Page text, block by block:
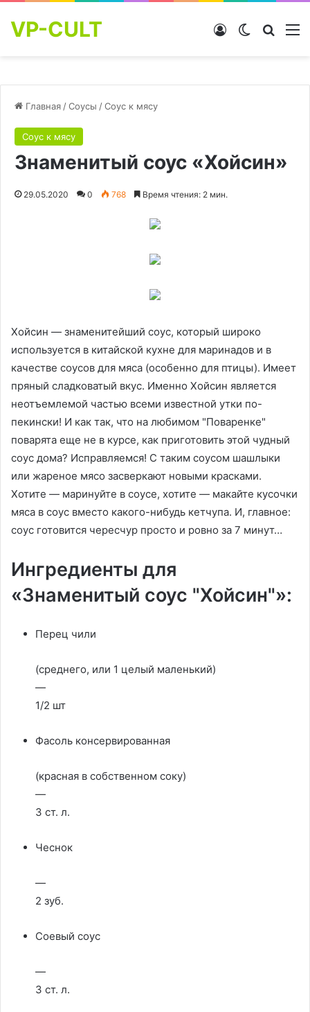
VP-CULT Switch skin
Войти
Главная /Соусы /Соус к мясу
Соус к мясу
Знаменитый соус «Хойсин»
29.05.2020 0 768 Время чтения: 2 мин.
Хойсин — знаменитейший соус, который широко
используется в китайской кухне для маринадов и в
качестве соусов для мяса (особенно для птицы). Имеет
пряный сладковатый вкус. Именно Хойсин является
неотъемлемой частью всеми известной утки по-
пекински! И как так, что на любимом "Поваренке"
поварята еще не в курсе, как приготовить этой чудный
соус дома? Исправляемся! С таким соусом шашлыки
или жареное мясо засверкают новыми красками.
Хотите — маринуйте в соусе, хотите — макайте кусочки
мяса в соус вместо какого-нибудь кетчупа. И, главное:
соус готовится чересчур просто и ровно за 7 минут…
Ингредиенты для
«Знаменитый соус "Хойсин"»:
Перец чили
(среднего, или 1 целый маленький)
—
1/2 шт
Фасоль консервированная
(красная в собственном соку)
—
3 ст. л.
Чеснок
—
2 зуб.
Соевый соус
—
3 ст. л.